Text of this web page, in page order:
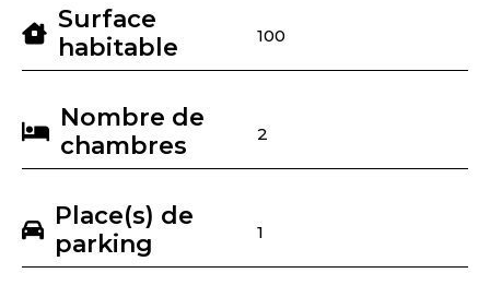
Surface
habitable
100
Nombre de
chambres
2
Place(s) de
parking
1